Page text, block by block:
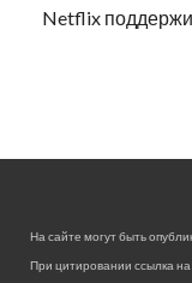
Netflix
На сайте могут быть
При цитировании ссылка на